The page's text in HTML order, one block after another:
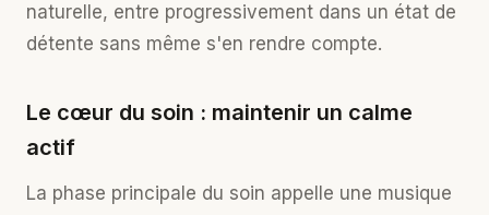
naturelle, entre progressivement dans un état de
détente sans même s'en rendre compte.
Le cœur du soin : maintenir un calme
actif
La phase principale du soin appelle une musique